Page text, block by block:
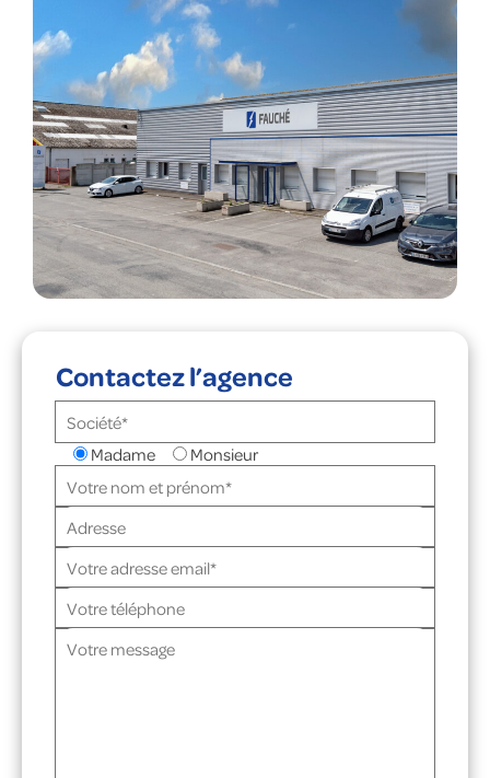
Contactez l’agence
Madame Monsieur